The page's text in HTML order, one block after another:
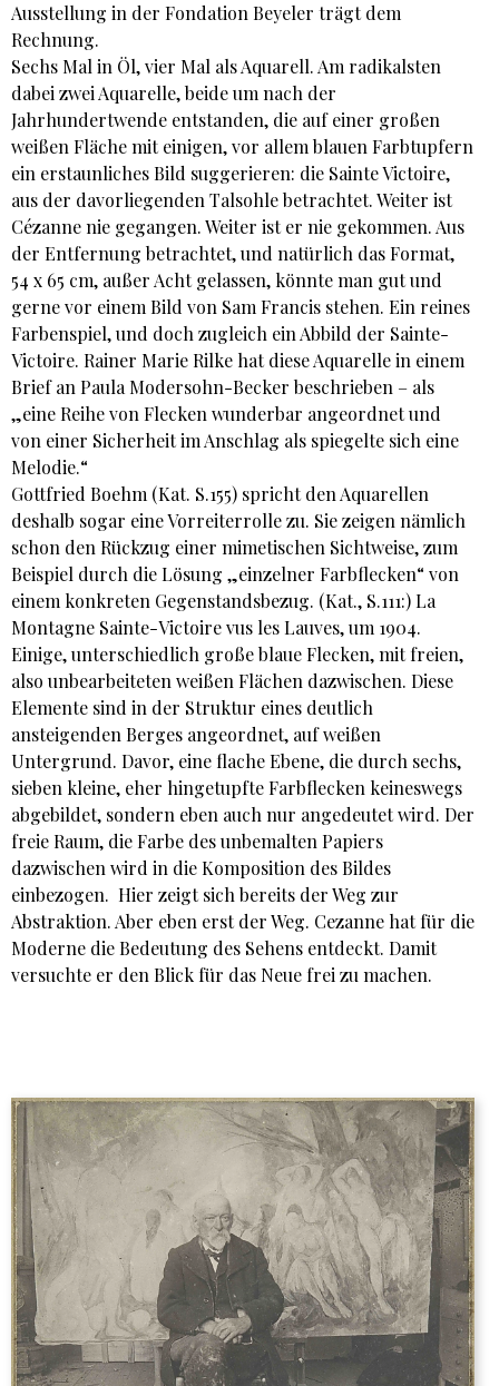
Ausstellung in der Fondation Beyeler trägt dem
Rechnung.
Sechs Mal in Öl, vier Mal als Aquarell. Am radikalsten
dabei zwei Aquarelle, beide um nach der
Jahrhundertwende entstanden, die auf einer großen
weißen Fläche mit einigen, vor allem blauen Farbtupfern
ein erstaunliches Bild suggerieren: die Sainte Victoire,
aus der davorliegenden Talsohle betrachtet. Weiter ist
Cézanne nie gegangen. Weiter ist er nie gekommen. Aus
der Entfernung betrachtet, und natürlich das Format,
54 x 65 cm, außer Acht gelassen, könnte man gut und
gerne vor einem Bild von Sam Francis stehen. Ein reines
Farbenspiel, und doch zugleich ein Abbild der Sainte-
Victoire. Rainer Marie Rilke hat diese Aquarelle in einem
Brief an Paula Modersohn-Becker beschrieben – als
„eine Reihe von Flecken wunderbar angeordnet und
von einer Sicherheit im Anschlag als spiegelte sich eine
Melodie.“
Gottfried Boehm (Kat. S.155) spricht den Aquarellen
deshalb sogar eine Vorreiterrolle zu. Sie zeigen nämlich
schon den Rückzug einer mimetischen Sichtweise, zum
Beispiel durch die Lösung „einzelner Farbflecken“ von
einem konkreten Gegenstandsbezug. (Kat., S.111:) La
Montagne Sainte-Victoire vus les Lauves, um 1904.
Einige, unterschiedlich große blaue Flecken, mit freien,
also unbearbeiteten weißen Flächen dazwischen. Diese
Elemente sind in der Struktur eines deutlich
ansteigenden Berges angeordnet, auf weißen
Untergrund. Davor, eine flache Ebene, die durch sechs,
sieben kleine, eher hingetupfte Farbflecken keineswegs
abgebildet, sondern eben auch nur angedeutet wird. Der
freie Raum, die Farbe des unbemalten Papiers
dazwischen wird in die Komposition des Bildes
einbezogen. Hier zeigt sich bereits der Weg zur
Abstraktion. Aber eben erst der Weg. Cezanne hat für die
Moderne die Bedeutung des Sehens entdeckt. Damit
versuchte er den Blick für das Neue frei zu machen.